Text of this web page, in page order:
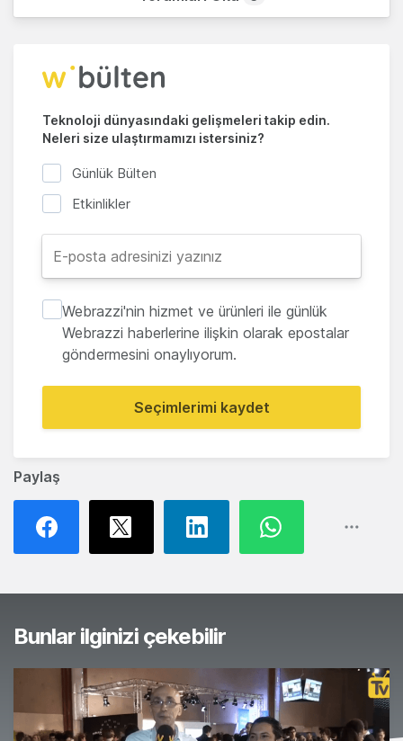
Paylaş
Teknoloji dünyasındaki gelişmeleri takip edin.
Neleri size ulaştırmamızı istersiniz?
Günlük Bülten
Etkinlikler
Webrazzi'nin hizmet ve ürünleri ile günlük
Webrazzi haberlerine ilişkin olarak epostalar
göndermesini onaylıyorum.
Seçimlerimi kaydet
Bunlar ilginizi çekebilir